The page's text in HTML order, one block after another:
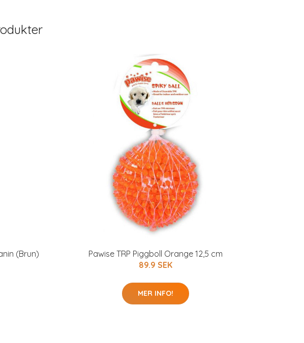
(Brun)
Pawise TRP Piggboll Orange 12,5 cm
89.9 SEK
MER INFO!